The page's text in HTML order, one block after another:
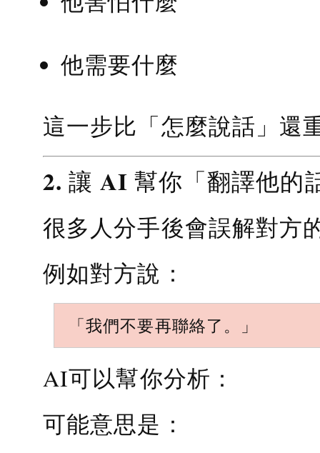
他需要什麼
這一步比「怎麼說話」還
2. 讓 AI 幫你「翻譯他的
很多人分手後會誤解對方
例如對方說：
「我們不要再聯絡了。」
AI可以幫你分析：
可能意思是：